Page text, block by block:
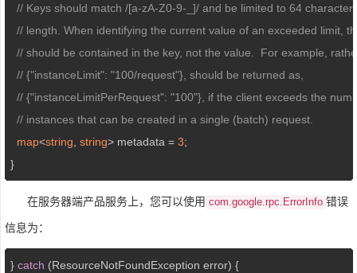
// Keys should match /[a-zA-Z0-9-_]/ and be limited to 64
// length. When identifying the current value of an exceeded limit,
// should be contained in the key, not the value.  For example,
// {"instanceLimit": "100/request"}, should be returned as,
// {"instanceLimitPerRequest": "100"}, if the client exceeds the
// instances that can be created in a single (batch) request.
map<string , string> metadata = 3;
}
在服务器端产品服务上，您可以使用 com.google.rpc.ErrorInfo 错误
信息为：
} catch (ResourceNotFoundException error) {